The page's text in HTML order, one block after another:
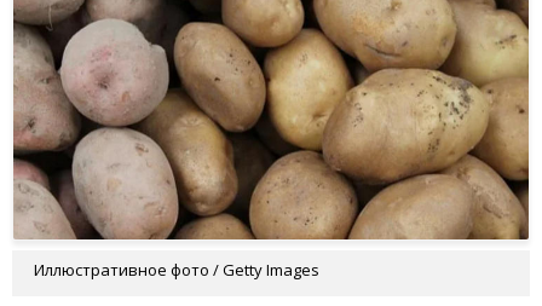
Иллюстративное фото / Getty Images